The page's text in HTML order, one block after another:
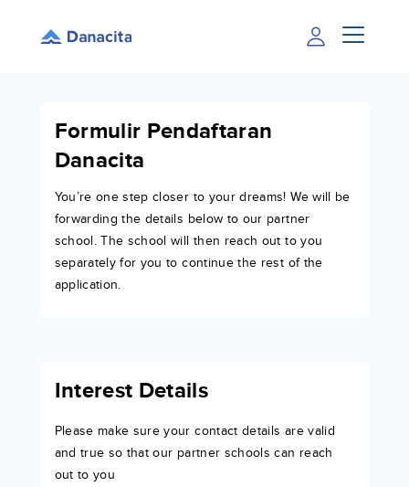
Formulir Pendaftaran
Danacita
You’re one step closer to your dreams! We will be
forwarding the details below to our partner
school. The school will then reach out to you
separately for you to continue the rest of the
application.
Interest Details
Please make sure your contact details are valid
and true so that our partner schools can reach
out to you